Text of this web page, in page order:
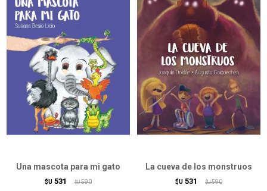
Una mascota para mi gato
$U 531 $U 590
La cueva de los monstruos
$U 531 $U 590